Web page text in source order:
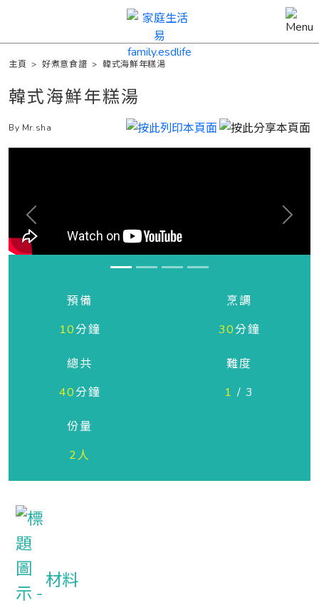
主頁 >好煮意食譜 >韓式海鮮年糕湯
韓式海鮮年糕湯
By Mr.sha
Previous Next
預備
10分鐘
烹調
30分鐘
總共
40分鐘
難度
1 / 3
份量
2人
材料